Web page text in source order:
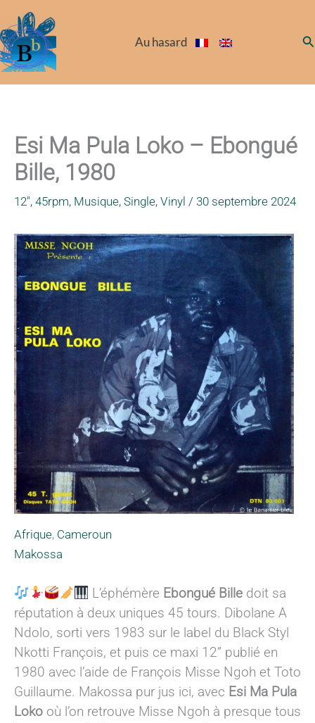
au
contenu
Au hasard
Esi Ma Pula Loko – Ebongué
Bille, 1980
12", 45rpm, Musique, Single, Vinyl / 30 septembre 2024
Afrique, Cameroun
Makossa
L’éphémère Ebongué Bille doit sa
réputation à deux uniques 45 tours. Dibolane A
Ndolo, sorti vers 1983 sur le label du Black Styl
Nkotti François, et puis ce maxi 12” publié en
1980 avec l’aide de François Misse Ngoh et Toto
Guillaume. Makossa pur jus ici, avec Esi Ma Pula
Loko où l’on retrouve Misse Ngoh à presque tous